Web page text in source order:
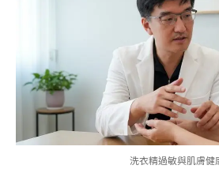
洗衣精過敏與肌膚健